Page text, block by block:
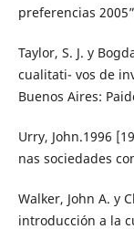
preferencias
Taylor, S. J. y
cualitati- vos de
Buenos Aires:
Urry, John.1996
nas sociedades
Walker, John A. y
introducción a la